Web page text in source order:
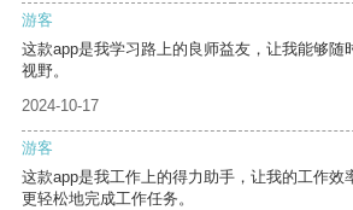
游客
这款app是我学习路上的良师益友，让我能够随
视野。
2024-10-17
游客
这款app是我工作上的得力助手，让我的工作效
更轻松地完成工作任务。